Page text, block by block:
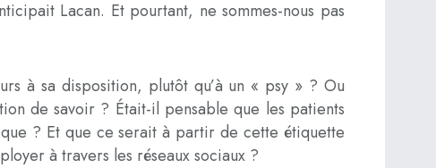
Lacan. Et pourtant, ne sommes-nous pas
à sa disposition, plutôt qu’à un « psy » ? Ou
de savoir ? Était-il pensable que les patients
? Et que ce serait à partir de cette étiquette
à travers les réseaux sociaux ?